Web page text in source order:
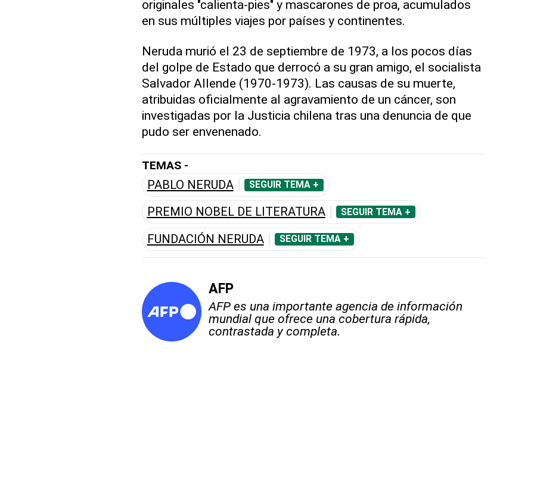
originales "calienta-pies" y mascarones de proa, acumulados
en sus múltiples viajes por países y continentes.
Neruda murió el 23 de septiembre de 1973, a los pocos días
del golpe de Estado que derrocó a su gran amigo, el socialista
Salvador Allende (1970-1973). Las causas de su muerte,
atribuidas oficialmente al agravamiento de un cáncer, son
investigadas por la Justicia chilena tras una denuncia de que
pudo ser envenenado.
TEMAS -
PABLO NERUDA SEGUIR TEMA +
PREMIO NOBEL DE LITERATURA SEGUIR TEMA +
FUNDACIÓN NERUDA SEGUIR TEMA +
AFP
AFP es una importante agencia de información
mundial que ofrece una cobertura rápida,
contrastada y completa.